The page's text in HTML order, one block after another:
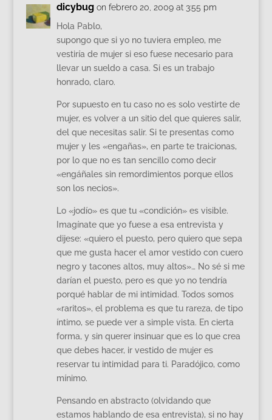
dicybug on febrero 20, 2009 at 3:55 pm
Hola Pablo,
supongo que si yo no tuviera empleo, me
vestiría de mujer si eso fuese necesario para
llevar un sueldo a casa. Si es un trabajo
honrado, claro.
Por supuesto en tu caso no es solo vestirte de
mujer, es volver a un sitio del que quieres salir,
del que necesitas salir. Si te presentas como
mujer y les «engañas», en parte te traicionas,
por lo que no es tan sencillo como decir
«engáñales sin remordimientos porque ellos
son los necios».
Lo «jodío» es que tu «condición» es visible.
Imagínate que yo fuese a esa entrevista y
dijese: «quiero el puesto, pero quiero que sepa
que me gusta hacer el amor vestido con cuero
negro y tacones altos, muy altos»… No sé si me
darían el puesto, pero es que yo no tendría
porqué hablar de mi intimidad. Todos somos
«raritos», el problema es que tu rareza, de tipo
íntimo, se puede ver a simple vista. En cierta
forma, y sin querer insinuar que es lo que crea
que debes hacer, ir vestido de mujer es
reservar tu intimidad para ti. Paradójico, como
mínimo.
Pensando en abstracto (olvidando que
estamos hablando de esa entrevista), si no hay